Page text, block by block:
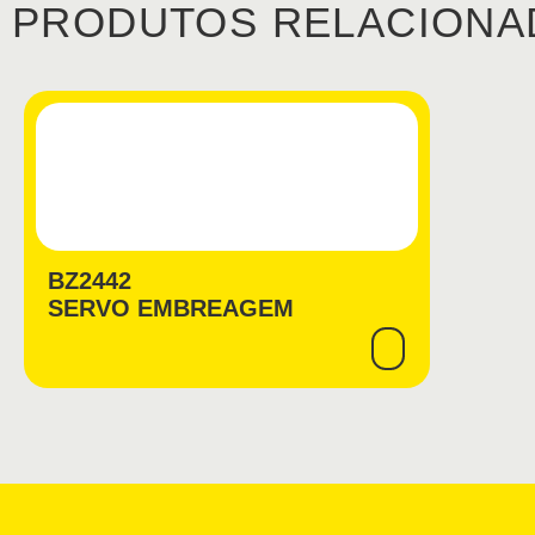
PRODUTOS
BZ2442
SERVO EMBREAGEM